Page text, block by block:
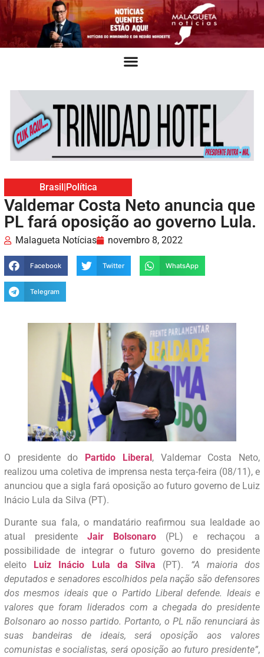
Brasil|Política
Valdemar Costa Neto anuncia que
PL fará oposição ao governo Lula.
Malagueta Notícias novembro 8, 2022
Facebook Twitter WhatsApp
Telegram
O presidente do Partido Liberal, Valdemar Costa Neto,
realizou uma coletiva de imprensa nesta terça-feira (08/11), e
anunciou que a sigla fará oposição ao futuro governo de Luiz
Inácio Lula da Silva (PT).
Durante sua fala, o mandatário reafirmou sua lealdade ao
atual presidente Jair Bolsonaro (PL) e rechaçou a
possibilidade de integrar o futuro governo do presidente
eleito Luiz Inácio Lula da Silva (PT). “A maioria dos
deputados e senadores escolhidos pela nação são defensores
dos mesmos ideais que o Partido Liberal defende. Ideais e
valores que foram liderados com a chegada do presidente
Bolsonaro ao nosso partido. Portanto, o PL não renunciará às
suas bandeiras de ideais, será oposição aos valores
comunistas e socialistas, será oposição ao futuro presidente”,